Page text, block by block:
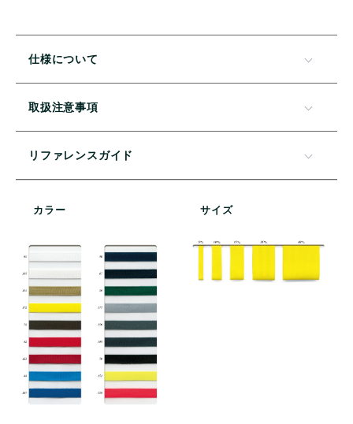
仕様について
取扱注意事項
リファレンスガイド
カラー サイズ